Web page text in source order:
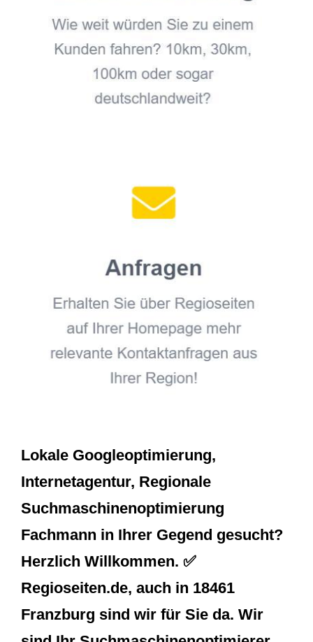
Lokale Googleoptimierung,
Internetagentur, Regionale
Suchmaschinenoptimierung
Fachmann in Ihrer Gegend gesucht?
Herzlich Willkommen. ✅
Regioseiten.de, auch in 18461
Franzburg sind wir für Sie da. Wir